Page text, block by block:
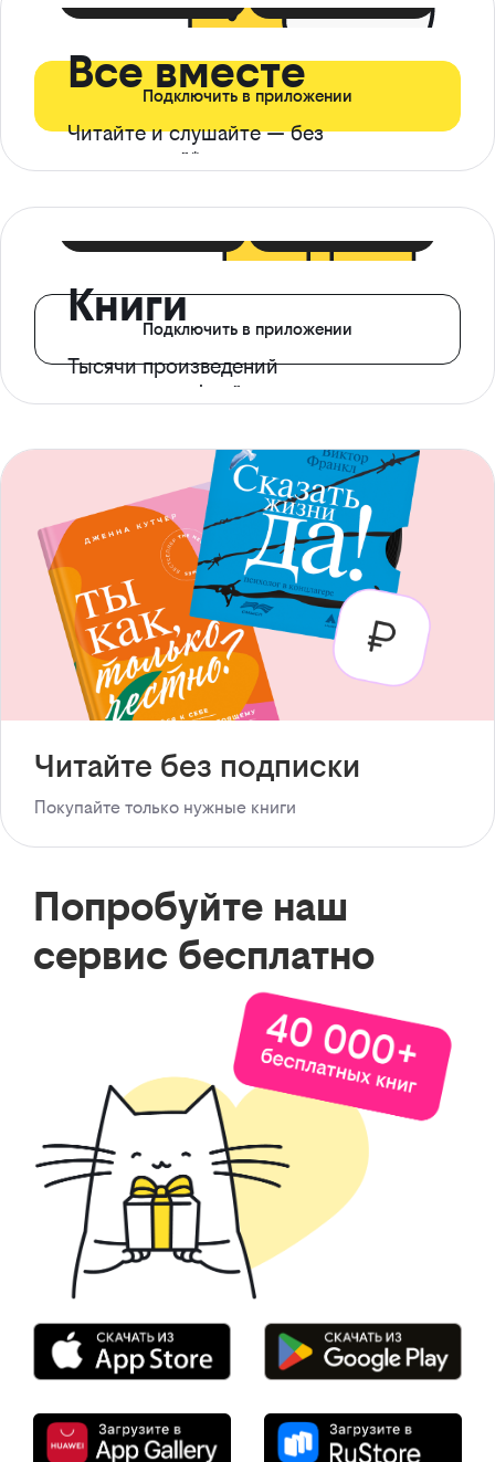
Все вместе
Читайте и слушайте — без
ограничений*
Подключить в приложении
Книги
Тысячи произведений
с доступом офлайн
Подключить в приложении
Читайте без подписки
Покупайте только нужные книги
Попробуйте наш
сервис бесплатно